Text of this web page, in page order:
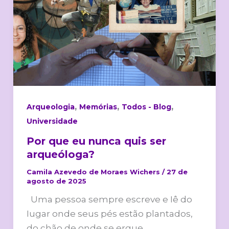
Arqueologia, Memórias, Todos - Blog,
Universidade
Por que eu nunca quis ser
arqueóloga?
Camila Azevedo de Moraes Wichers /27 de
agosto de 2025
Uma pessoa sempre escreve e Iê do
Iugar onde seus pés estão plantados,
ser
arqueóloga?